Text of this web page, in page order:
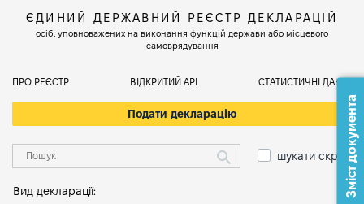
ЄДИНИЙ ДЕРЖАВНИЙ РЕЄСТР ДЕКЛАРАЦІЙ
осіб, уповноважених на виконання функцій держави або місцевого
самоврядування
ПРО РЕЄСТР ВІДКРИТИЙ АРІ СТАТИСТИЧНІ ДАНІ
Подати декларацію
шукати скрізь
Вид декларації: Зміст документа